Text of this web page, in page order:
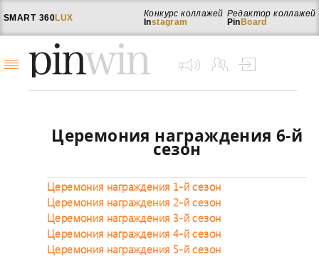
SMART 360LUX
Редактор коллажей
Pin Board
Конкурс коллажей
Instagram
Церемония награждения 6-й
сезон
Церемония награждения 1-й сезон
Церемония награждения 2-й сезон
Церемония награждения 3-й сезон
Церемония награждения 4-й сезон
Церемония награждения 5-й сезон